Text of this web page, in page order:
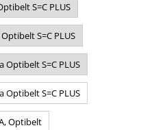
S=C PLUS
S=C PLUS
Optibelt S=C PLUS
Optibelt S=C PLUS
Optibelt